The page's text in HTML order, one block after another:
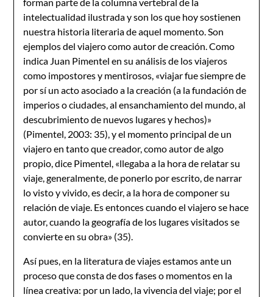
intelectualidad ilustrada y son los que hoy sostienen
nuestra historia literaria de aquel momento. Son
ejemplos del viajero como autor de creación. Como
indica Juan Pimentel en su análisis de los viajeros
como impostores y mentirosos, «viajar fue siempre de
por sí un acto asociado a la creación (a la fundación de
imperios o ciudades, al ensanchamiento del mundo, al
descubrimiento de nuevos lugares y hechos)»
(Pimentel, 2003: 35), y el momento principal de un
viajero en tanto que creador, como autor de algo
propio, dice Pimentel, «llegaba a la hora de relatar su
viaje, generalmente, de ponerlo por escrito, de narrar
lo visto y vivido, es decir, a la hora de componer su
relación de viaje. Es entonces cuando el viajero se hace
autor, cuando la geografía de los lugares visitados se
convierte en su obra» (35).
Así pues, en la literatura de viajes estamos ante un
proceso que consta de dos fases o momentos en la
línea creativa: por un lado, la vivencia del viaje; por el